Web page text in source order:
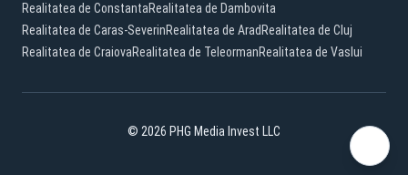
Realitatea de ConstantaRealitatea de Dambovita
Realitatea de Caras-SeverinRealitatea de Arad Realitatea de Cluj
Realitatea de CraiovaRealitatea de TeleormanRealitatea de Vaslui
© 2026 PHG Media Invest LLC